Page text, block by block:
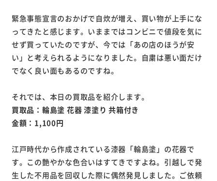
緊急事態宣言のおかげで自炊が増え、買い物が上手にな
ってきたと感じます。いままではコンビニで値段を気に
せず買っていたのですが、今では「あの店のほうが安
い」と考えられるようになりました。自粛は悪い面だけ
でなく良い面もあるのですね。
それでは、本日の買取品を紹介します。
買取品：輪島塗 花器 漆塗り 共箱付き
金額：1,100円
江戸時代から作成されている漆器「輪島塗」の花器で
す。この艶やかな色合いはすてきですよね。引越しで発
生した不用品を回収した際に偶然発見しました。ご依頼